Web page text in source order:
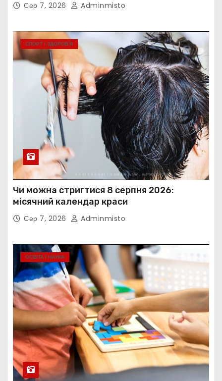
Сер 7, 2026 Adminmisto
СПОРТ І ЗДОРОВ’Я
Чи можна стригтися 8 серпня 2026:
місячний календар краси
Сер 7, 2026 Adminmisto
ОСВІТА І НАУКА